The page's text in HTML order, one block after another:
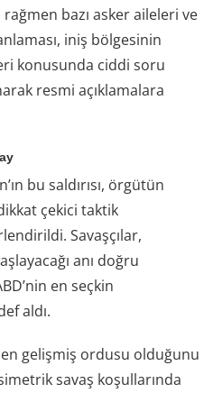
rağmen bazı asker aileleri ve
iniş bölgesinin
konusunda ciddi soru
resmi açıklamalara
bu saldırısı, örgütün
çekici taktik
Savaşçılar,
anı doğru
en seçkin
aldı.
gelişmiş ordusu olduğunu
savaş koşullarında